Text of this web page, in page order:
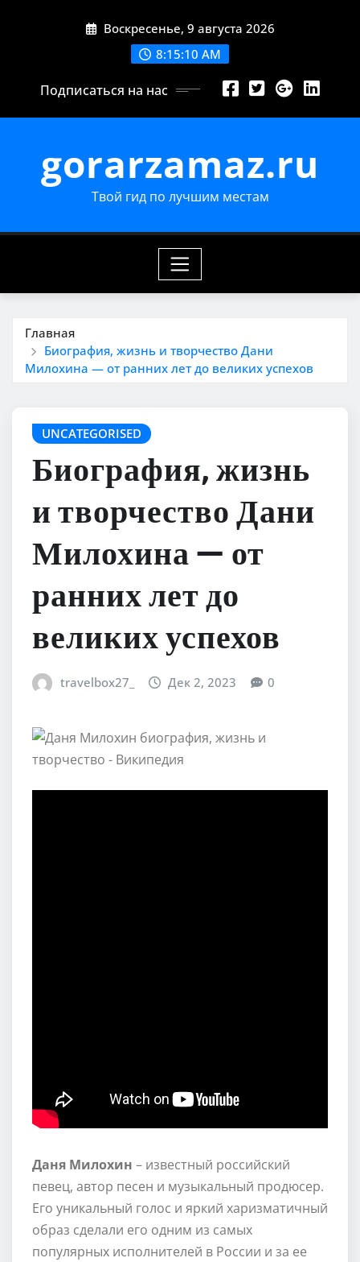
Воскресенье, 9 августа 2026
8:15:11 AM
Подписаться на нас
gorarzamaz.ru
Твой гид по лучшим местам
Главная
Биография, жизнь и творчество Дани
Милохина — от ранних лет до великих успехов
UNCATEGORISED
Биография, жизнь
и творчество Дани
Милохина — от
ранних лет до
великих успехов
travelbox27_ Дек 2, 2023 0
Даня Милохин – известный российский
певец, автор песен и музыкальный продюсер.
Его уникальный голос и яркий харизматичный
образ сделали его одним из самых
популярных исполнителей в России и за ее